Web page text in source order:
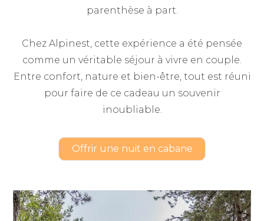
parenthèse à part.
Chez Alpinest, cette expérience a été pensée
comme un véritable séjour à vivre en couple.
Entre confort, nature et bien-être, tout est réuni
pour faire de ce cadeau un souvenir
inoubliable.
Offrir une nuit en cabane